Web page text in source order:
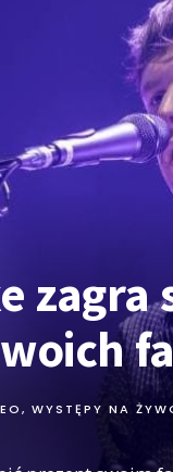
, WYSTĘPY NA